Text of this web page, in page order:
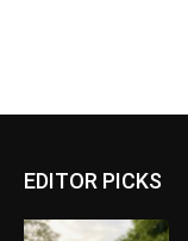
EDITOR PICKS